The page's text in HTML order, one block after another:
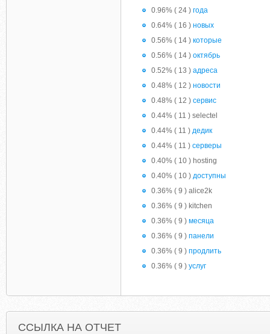
0.96% ( 24 ) года
0.64% ( 16 ) новых
0.56% ( 14 ) которые
0.56% ( 14 ) октябрь
0.52% ( 13 ) адреса
0.48% ( 12 ) новости
0.48% ( 12 ) сервис
0.44% ( 11 ) selectel
0.44% ( 11 ) дедик
0.44% ( 11 ) серверы
0.40% ( 10 ) hosting
0.40% ( 10 ) доступны
0.36% ( 9 ) alice2k
0.36% ( 9 ) kitchen
0.36% ( 9 ) месяца
0.36% ( 9 ) панели
0.36% ( 9 ) продлить
0.36% ( 9 ) услуг
ССЫЛКА НА ОТЧЕТ